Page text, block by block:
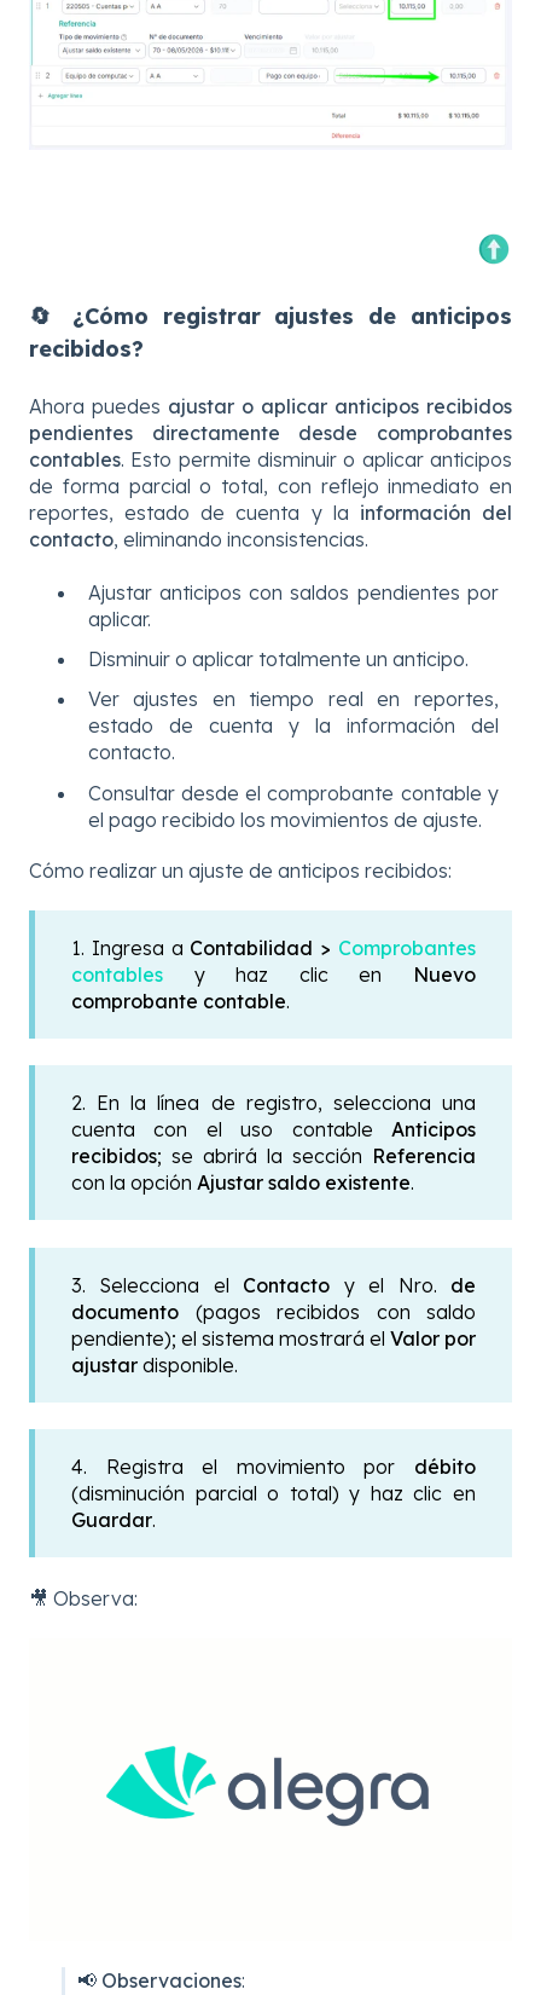
🔄 ¿Cómo registrar ajustes de anticipos
recibidos?
Ahora puedes ajustar o aplicar anticipos recibidos
pendientes directamente desde comprobantes
contables. Esto permite disminuir o aplicar anticipos
de forma parcial o total, con reflejo inmediato en
reportes, estado de cuenta y la información del
contacto, eliminando inconsistencias.
Ajustar anticipos con saldos pendientes por
aplicar.
Disminuir o aplicar totalmente un anticipo.
Ver ajustes en tiempo real en reportes,
estado de cuenta y la información del
contacto.
Consultar desde el comprobante contable y
el pago recibido los movimientos de ajuste.
Cómo realizar un ajuste de anticipos recibidos:
1. Ingresa a Contabilidad > Comprobantes
contables y haz clic en Nuevo
comprobante contable.
2. En la línea de registro, selecciona una
cuenta con el uso contable Anticipos
recibidos; se abrirá la sección Referencia
con la opción Ajustar saldo existente.
3. Selecciona el Contacto y el Nro. de
documento (pagos recibidos con saldo
pendiente); el sistema mostrará el Valor por
ajustar disponible.
4. Registra el movimiento por débito
(disminución parcial o total) y haz clic en
Guardar.
🎥 Observa:
📢 Observaciones: